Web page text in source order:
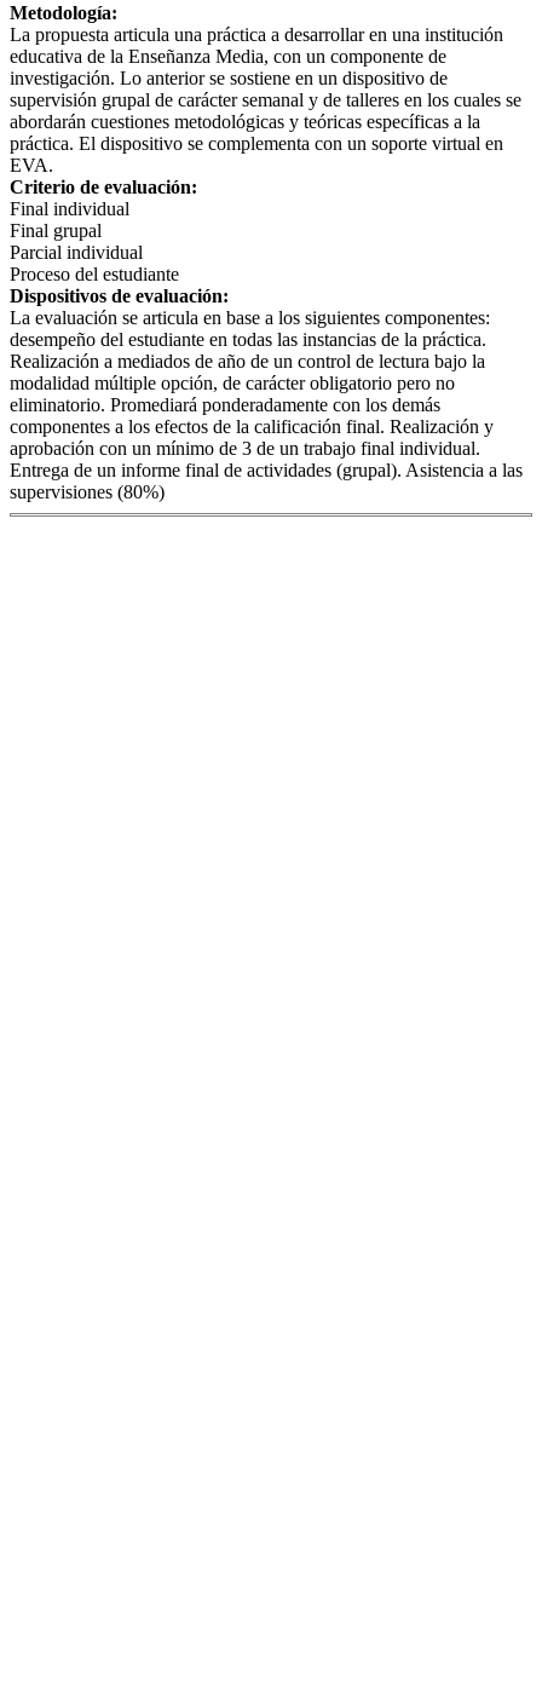
Metodología:
La propuesta articula una práctica a desarrollar en una institución
educativa de la Enseñanza Media, con un componente de
investigación. Lo anterior se sostiene en un dispositivo de
supervisión grupal de carácter semanal y de talleres en los cuales se
abordarán cuestiones metodológicas y teóricas específicas a la
práctica. El dispositivo se complementa con un soporte virtual en
EVA.
Criterio de evaluación:
Final individual
Final grupal
Parcial individual
Proceso del estudiante
Dispositivos de evaluación:
La evaluación se articula en base a los siguientes componentes:
desempeño del estudiante en todas las instancias de la práctica.
Realización a mediados de año de un control de lectura bajo la
modalidad múltiple opción, de carácter obligatorio pero no
eliminatorio. Promediará ponderadamente con los demás
componentes a los efectos de la calificación final. Realización y
aprobación con un mínimo de 3 de un trabajo final individual.
Entrega de un informe final de actividades (grupal). Asistencia a las
supervisiones (80%)